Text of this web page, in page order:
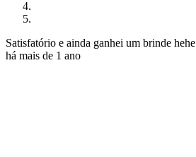
Satisfatório e ainda ganhei um brinde hehe
há mais de 1 ano